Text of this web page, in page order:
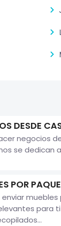
DESDE
negocios
se dedican
POR
para